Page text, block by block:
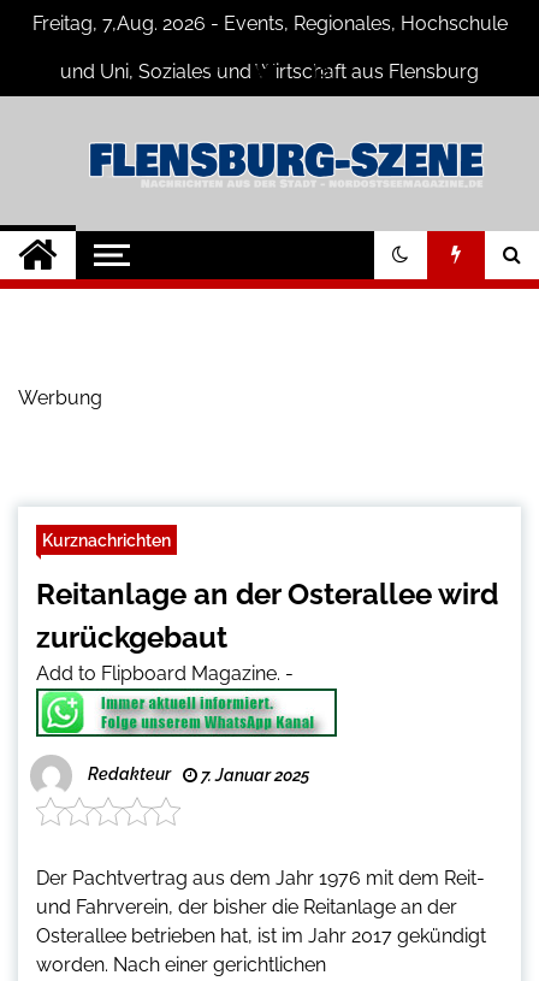
Skip
content
Freitag, 7,Aug. 2026 - Events, Regionales, Hochschule
und Uni, Soziales und Wirtschaft aus Flensburg
Flensburg-Szene
Nachrichten
Nachrichten für Flensburg und
Umgebung
Werbung
Kurznachrichten
Reitanlage an der Osterallee wird
zurückgebaut
Add to Flipboard Magazine. -
Redakteur 7. Januar 2025
Der Pachtvertrag aus dem Jahr 1976 mit dem Reit-
und Fahrverein, der bisher die Reitanlage an der
Osterallee betrieben hat, ist im Jahr 2017 gekündigt
worden. Nach einer gerichtlichen